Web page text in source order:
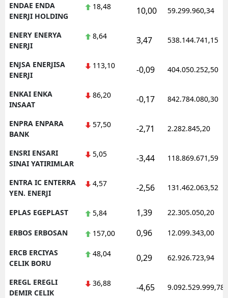
ENDAE ENDA
ENERJI HOLDING
18,48 10,00 59.299.960,34
ENERY ENERYA
ENERJI
8,64 3,47 538.144.741,15
ENJSA ENERJISA
ENERJI
113,10 -0,09 404.050.252,50
ENKAI ENKA
INSAAT
86,20 -0,17 842.784.080,30
ENPRA ENPARA
BANK
57,50 -2,71 2.282.845,20
ENSRI ENSARI
SINAI YATIRIMLAR
5,05 -3,44 118.869.671,59
ENTRA IC ENTERRA
YEN. ENERJI
4,57 -2,56 131.462.063,52
EPLAS EGEPLAST 5,84 1,39 22.305.050,20
ERBOS ERBOSAN 157,00 0,96 12.099.343,00
ERCB ERCIYAS
CELIK BORU
48,04 0,29 62.926.723,94
EREGL EREGLI
DEMIR CELIK
36,88 -4,65 9.092.529.999,78